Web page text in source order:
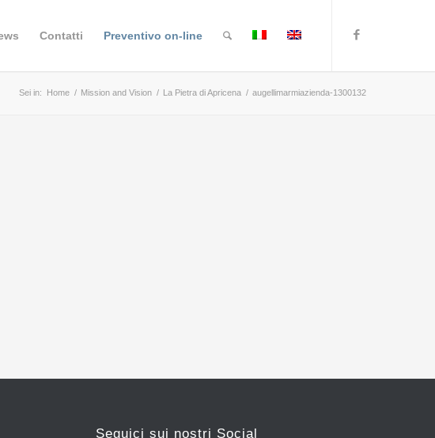
Contatti Preventivo on-line
Sei in: Home / Mission and Vision / La Pietra di Apricena / augellimarmiazienda-1300132
Seguici sui nostri Social